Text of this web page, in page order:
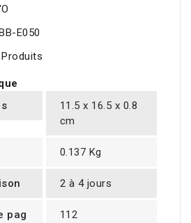
E050
Produits
11.5 x 16.5 x 0.8
cm
0.137 Kg
2 à 4 jours
pag
112